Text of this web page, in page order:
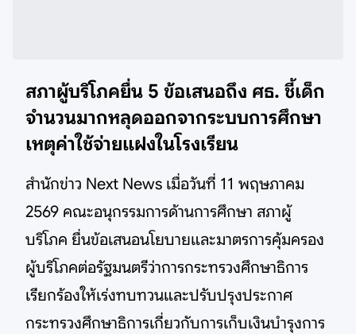
สภาผู้บริโภคยื่น 5 ข้อเสนอถึง ศธ. ชี้เด็ก
จำนวนมากหลุดออกจากระบบการศึกษา
เหตุค่าใช้จ่ายแฝงในโรงเรียน
สำนักข่าว Next News เมื่อวันที่ 11 พฤษภาคม
2569 คณะอนุกรรมการด้านการศึกษา สภาผู้
บริโภค ยื่นข้อเสนอนโยบายและมาตรการคุ้มครอง
ผู้บริโภคต่อรัฐมนตรีว่าการกระทรวงศึกษาธิการ
เรียกร้องให้เร่งทบทวนและปรับปรุงประกาศ
กระทรวงศึกษาธิการเกี่ยวกับการเก็บเงินบำรุงการ